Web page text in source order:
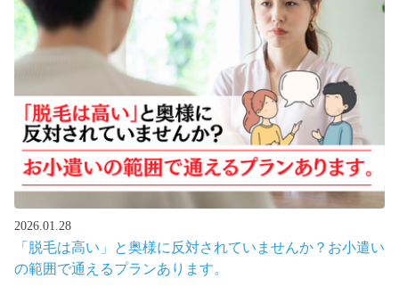
2026.01.28
「脱毛は高い」と奥様に反対されていませんか？お小遣い
の範囲で通えるプランあります。